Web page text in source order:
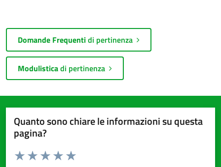
Domande Frequentidi pertinenza
Modulisticadi pertinenza
Quanto sono chiare le informazioni su questa
pagina?
Valuta da 1 a 5 stelle la pagina